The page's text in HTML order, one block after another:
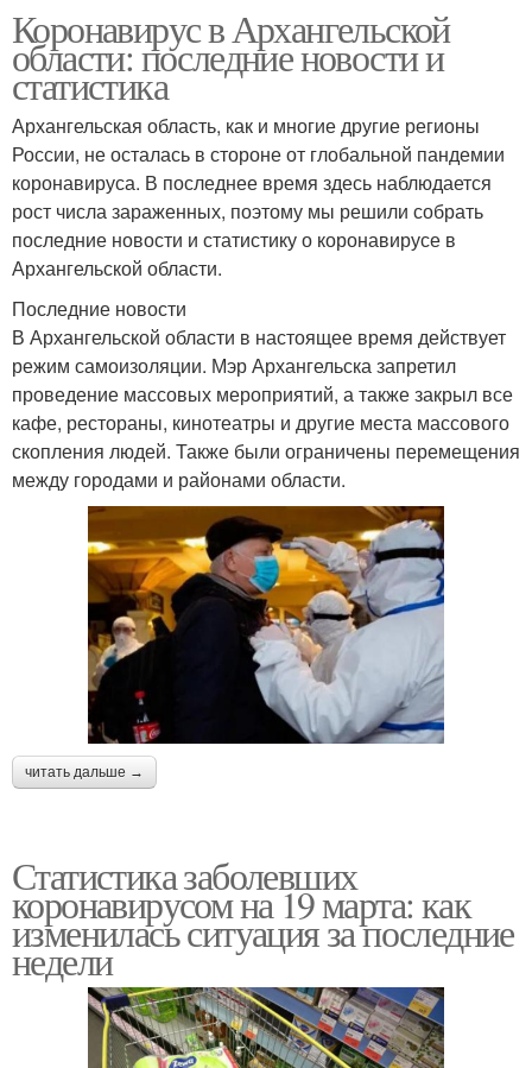
Коронавирус в Архангельской
области: последние новости и
статистика
Архангельская область, как и многие другие регионы
России, не осталась в стороне от глобальной пандемии
коронавируса. В последнее время здесь наблюдается
рост числа зараженных, поэтому мы решили собрать
последние новости и статистику о коронавирусе в
Архангельской области.
Последние новости
В Архангельской области в настоящее время действует
режим самоизоляции. Мэр Архангельска запретил
проведение массовых мероприятий, а также закрыл все
кафе, рестораны, кинотеатры и другие места массового
скопления людей. Также были ограничены перемещения
между городами и районами области.
читать дальше →
Статистика заболевших
коронавирусом на 19 марта: как
изменилась ситуация за последние
недели